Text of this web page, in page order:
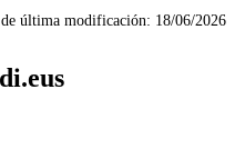
de última modificación: 18/06/2026